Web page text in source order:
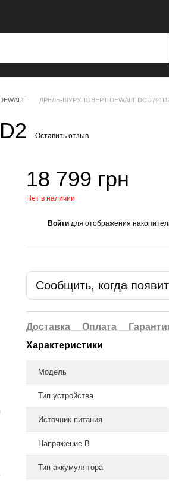
ДРЕЛЬ-ШУРУПОВЕРТ DEWALT
Оставить отзыв
18 799 грн
Нет в наличии
Войти для отображения
Сообщить, когда
Доставка Оплата
Характеристики
Модель
Тип устройства
Источник питания
Напряжение В
Тип аккумулятора